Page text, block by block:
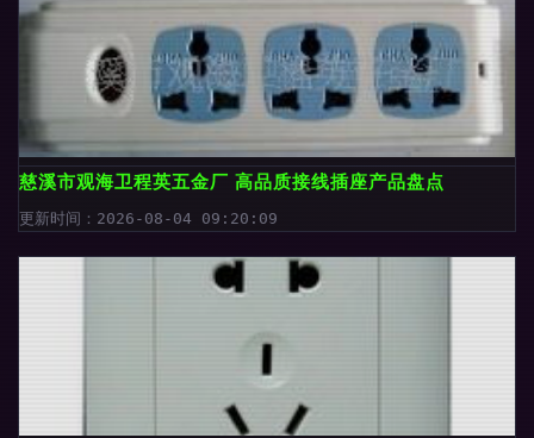
慈溪市观海卫程英五金厂 高品质接线插座产品盘点
更新时间：2026-08-04 09:20:09